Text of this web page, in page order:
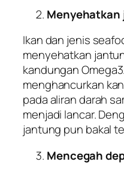
Ikan dan jenis
menyehatkan
kandungan
menghancurkan
pada aliran darah
menjadi lancar.
jantung pun bakal
Mencegah